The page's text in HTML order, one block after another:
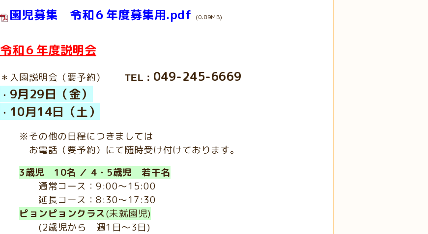
園児募集 令和６年度募集用.pdf (0.89MB)
令和６年度説明会
＊入園説明会（要予約） TEL： 049-245-6669
・ 9月29日（金）
・ 10月14日（土）
※その他の日程につきましては
お電話（要予約）にて随時受け付けております。
3歳児 10名 ／ 4・5歳児 若干名
通常コース：9:00～15:00
延長コース：8:30～17:30
ピョンピョンクラス(未就園児)
(2歳児から 週1日～3日)